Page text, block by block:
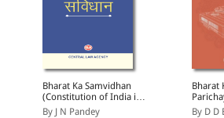
Bharat Ka Samvidhan
(Constitution of India in
Hindi)
By J N Pandey
Bharat
of
By D D